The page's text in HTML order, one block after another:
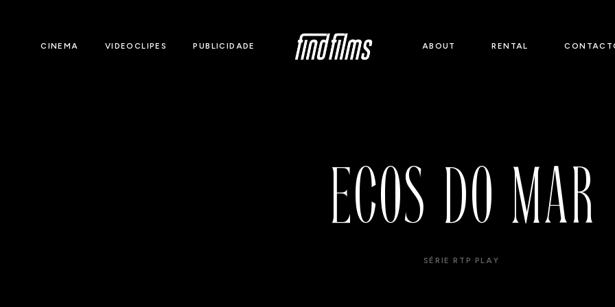
CINEMA VIDEOCLIPES PUBLICIDADE ABOUT RENTAL
ECOS DO MAR
SÉRIE RTP PLAY